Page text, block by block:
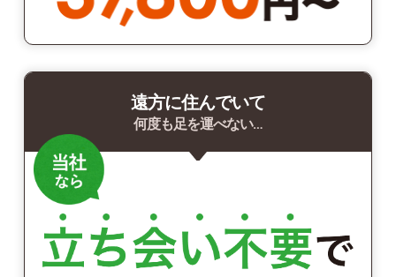
遠方に住んでいて
何度も足を運べない…